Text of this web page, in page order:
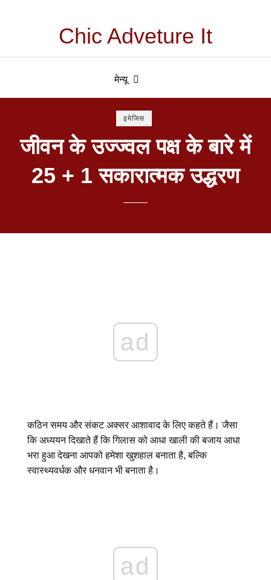
Chic Adveture It
मेन्यू
इमेजिस
जीवन के उज्ज्वल पक्ष के बारे में
25 + 1 सकारात्मक उद्धरण
ad
कठिन समय और संकट अक्सर आशावाद के लिए कहते हैं। जैसा
कि अध्ययन दिखाते हैं कि गिलास को आधा खाली की बजाय आधा
भरा हुआ देखना आपको हमेशा खुशहाल बनाता है, बल्कि
स्वास्थ्यवर्धक और धनवान भी बनाता है।
ad